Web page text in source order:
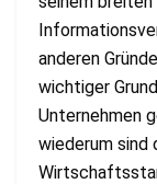
anderen
wichtiger
Unternehmen
wiederum sind